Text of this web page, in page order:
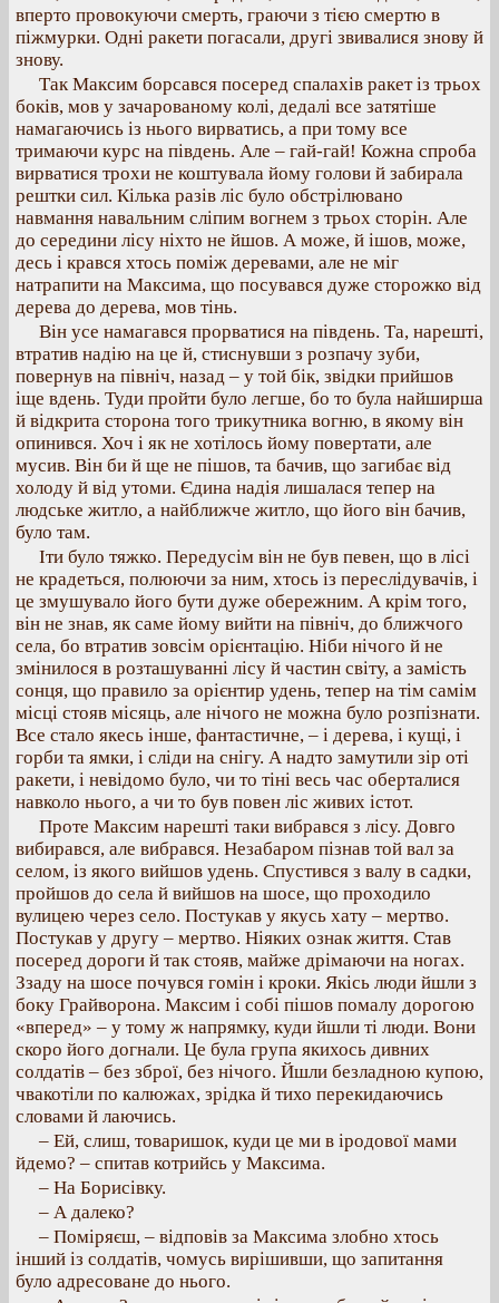
вперто провокуючи смерть, граючи з тією смертю в
піжмурки. Одні ракети погасали, другі звивалися знову й
знову.
Так Максим борсався посеред спалахів ракет із трьох
боків, мов у зачарованому колі, дедалі все затятіше
намагаючись із нього вирватись, а при тому все
тримаючи курс на південь. Але – гай-гай! Кожна спроба
вирватися трохи не коштувала йому голови й забирала
рештки сил. Кілька разів ліс було обстрілювано
навмання навальним сліпим вогнем з трьох сторін. Але
до середини лісу ніхто не йшов. А може, й ішов, може,
десь і крався хтось поміж деревами, але не міг
натрапити на Максима, що посувався дуже сторожко від
дерева до дерева, мов тінь.
Він усе намагався прорватися на південь. Та, нарешті,
втратив надію на це й, стиснувши з розпачу зуби,
повернув на північ, назад – у той бік, звідки прийшов
іще вдень. Туди пройти було легше, бо то була найширша
й відкрита сторона того трикутника вогню, в якому він
опинився. Хоч і як не хотілось йому повертати, але
мусив. Він би й ще не пішов, та бачив, що загибає від
холоду й від утоми. Єдина надія лишалася тепер на
людське житло, а найближче житло, що його він бачив,
було там.
Іти було тяжко. Передусім він не був певен, що в лісі
не крадеться, полюючи за ним, хтось із переслідувачів, і
це змушувало його бути дуже обережним. А крім того,
він не знав, як саме йому вийти на північ, до ближчого
села, бо втратив зовсім орієнтацію. Ніби нічого й не
змінилося в розташуванні лісу й частин світу, а замість
сонця, що правило за орієнтир удень, тепер на тім самім
місці стояв місяць, але нічого не можна було розпізнати.
Все стало якесь інше, фантастичне, – і дерева, і кущі, і
горби та ямки, і сліди на снігу. А надто замутили зір оті
ракети, і невідомо було, чи то тіні весь час оберталися
навколо нього, а чи то був повен ліс живих істот.
Проте Максим нарешті таки вибрався з лісу. Довго
вибирався, але вибрався. Незабаром пізнав той вал за
селом, із якого вийшов удень. Спустився з валу в садки,
пройшов до села й вийшов на шосе, що проходило
вулицею через село. Постукав у якусь хату – мертво.
Постукав у другу – мертво. Ніяких ознак життя. Став
посеред дороги й так стояв, майже дрімаючи на ногах.
Ззаду на шосе почувся гомін і кроки. Якісь люди йшли з
боку Грайворона. Максим і собі пішов помалу дорогою
«вперед» – у тому ж напрямку, куди йшли ті люди. Вони
скоро його догнали. Це була група якихось дивних
солдатів – без зброї, без нічого. Йшли безладною купою,
чвакотіли по калюжах, зрідка й тихо перекидаючись
словами й лаючись.
– Ей, слиш, товаришок, куди це ми в іродової мами
йдемо? – спитав котрийсь у Максима.
– На Борисівку.
– А далеко?
– Поміряєш, – відповів за Максима злобно хтось
інший із солдатів, чомусь вирішивши, що запитання
було адресоване до нього.